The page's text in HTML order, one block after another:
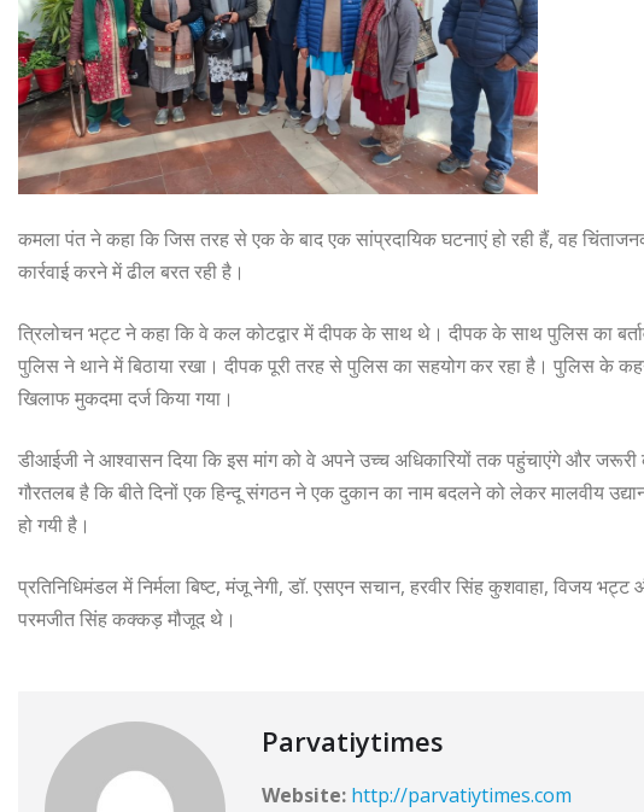
कमला पंत ने कहा कि जिस तरह से एक के बाद एक सांप्रदायिक घटनाएं हो रही हैं, वह
कार्रवाई करने में ढील बरत रही है।
त्रिलोचन भट्ट ने कहा कि वे कल कोटद्वार में दीपक के साथ थे। दीपक के साथ पुलिस का
पुलिस ने थाने में बिठाया रखा। दीपक पूरी तरह से पुलिस का सहयोग कर रहा है। पुलिस के
खिलाफ मुकदमा दर्ज किया गया।
डीआईजी ने आश्वासन दिया कि इस मांग को वे अपने उच्च अधिकारियों तक पहुंचाएंगे और जरूरी
गौरतलब है कि बीते दिनों एक हिन्दू संगठन ने एक दुकान का नाम बदलने को लेकर मालवीय उद्यान
हो गयी है।
प्रतिनिधिमंडल में निर्मला बिष्ट, मंजू नेगी, डॉ. एसएन सचान, हरवीर सिंह कुशवाहा, विजय
परमजीत सिंह कक्कड़ मौजूद थे।
Parvatiytimes
Website: http://parvatiytimes.com